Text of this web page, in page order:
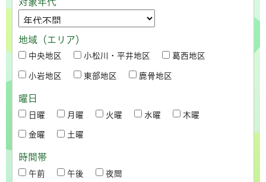
地域（エリア）
中央地区 小松川・平井地区 葛西地区
小岩地区 東部地区 鹿骨地区
曜日
日曜 月曜 火曜 水曜 木曜
金曜 土曜
時間帯
午前 午後 夜間